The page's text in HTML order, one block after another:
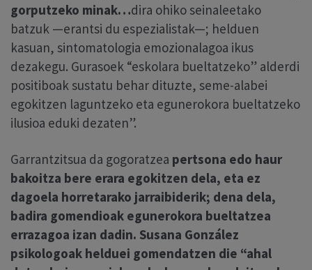
gorputzeko minak…dira ohiko seinaleetako
batzuk —erantsi du espezialistak—; helduen
kasuan, sintomatologia emozionalagoa ikus
dezakegu. Gurasoek “eskolara bueltatzeko” alderdi
positiboak sustatu behar dituzte, seme-alabei
egokitzen laguntzeko eta egunerokora bueltatzeko
ilusioa eduki dezaten”.
Garrantzitsua da gogoratzea pertsona edo haur
bakoitza bere erara egokitzen dela, eta ez
dagoela horretarako jarraibiderik; dena dela,
badira gomendioak egunerokora bueltatzea
errazagoa izan dadin. Susana González
psikologoak helduei gomendatzen die “ahal